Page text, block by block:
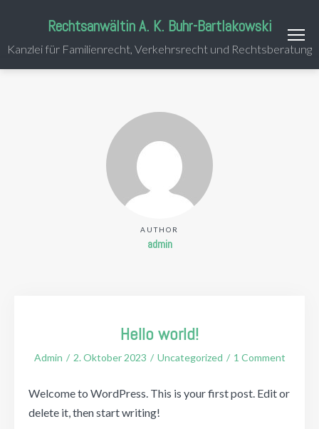
Rechtsanwältin A. K. Buhr-Bartlakowski
Kanzlei für Familienrecht, Verkehrsrecht und Rechtsberatung
AUTHOR
admin
Hello world!
Admin 2. Oktober 2023 Uncategorized 1 Comment
Welcome to WordPress. This is your first post. Edit or
delete it, then start writing!